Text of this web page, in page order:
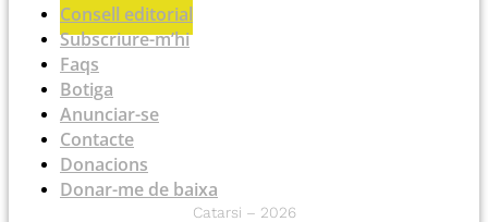
Consell editorial
Subscriure-m’hi
Faqs
Botiga
Anunciar-se
Contacte
Donacions
Donar-me de baixa
Catarsi – 2026